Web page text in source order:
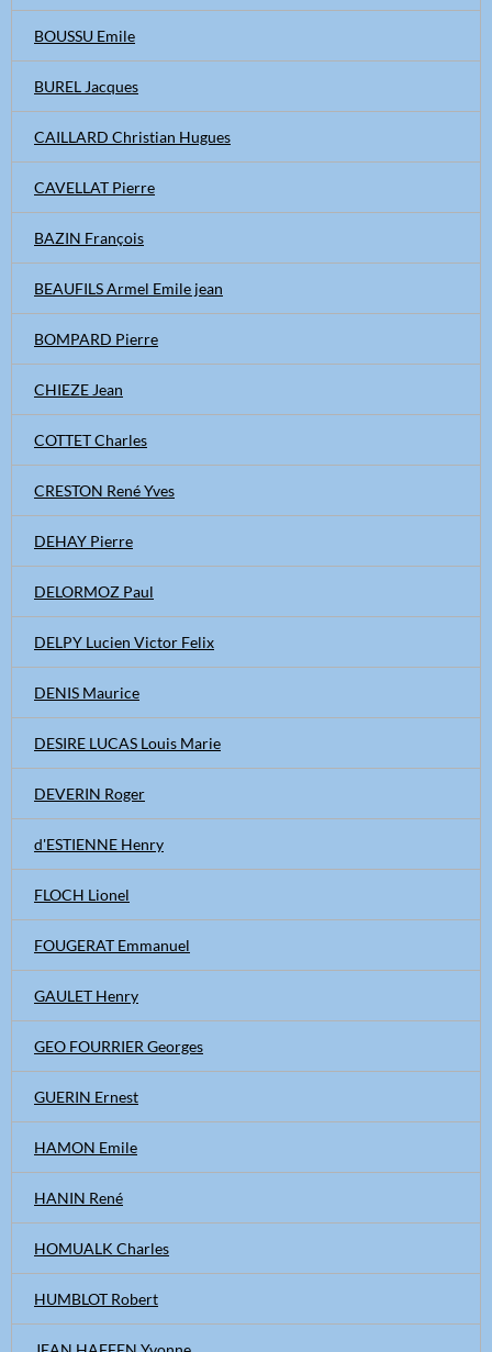
BOUSSU Emile
BUREL Jacques
CAILLARD Christian Hugues
CAVELLAT Pierre
BAZIN François
BEAUFILS Armel Emile jean
BOMPARD Pierre
CHIEZE Jean
COTTET Charles
CRESTON René Yves
DEHAY Pierre
DELORMOZ Paul
DELPY Lucien Victor Felix
DENIS Maurice
DESIRE LUCAS Louis Marie
DEVERIN Roger
d'ESTIENNE Henry
FLOCH Lionel
FOUGERAT Emmanuel
GAULET Henry
GEO FOURRIER Georges
GUERIN Ernest
HAMON Emile
HANIN René
HOMUALK Charles
HUMBLOT Robert